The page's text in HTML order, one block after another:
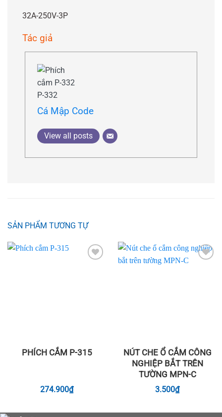
32A-250V-3P
Tác giả
Cá Mập Code
View all posts
SẢN PHẨM TƯƠNG TỰ
PHÍCH CẮM P-315
274.900₫
NÚT CHE Ổ CẮM CÔNG
NGHIỆP BẮT TRÊN
TƯỜNG MPN-C
3.500₫